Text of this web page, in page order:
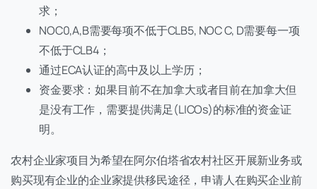
求；
NOC0,A,B需要每项不低于CLB5, NOC C, D需要每一项
不低于CLB4；
通过ECA认证的高中及以上学历；
资金要求：如果目前不在加拿大或者目前在加拿大但
是没有工作，需要提供满足(LICOs)的标准的资金证
明。
农村企业家项目为希望在阿尔伯塔省农村社区开展新业务或
购买现有企业的企业家提供移民途径，申请人在购买企业前